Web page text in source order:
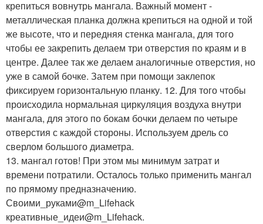
крепиться вовнутрь мангала. Важный момент -
металлическая планка должна крепиться на одной и той
же высоте, что и передняя стенка мангала, для того
чтобы ее закрепить делаем три отверстия по краям и в
центре. Далее так же делаем аналогичные отверстия, но
уже в самой бочке. Затем при помощи заклепок
фиксируем горизонтальную планку. 12. Для того чтобы
происходила нормальная циркуляция воздуха внутри
мангала, для этого по бокам бочки делаем по четыре
отверстия с каждой стороны. Используем дрель со
сверлом большого диаметра.
13. мангал готов! При этом мы минимум затрат и
времени потратили. Осталось только применить мангал
по прямому предназначению.
Своими_руками@m_Lifehack
креативные_идеи@m_Lifehack.